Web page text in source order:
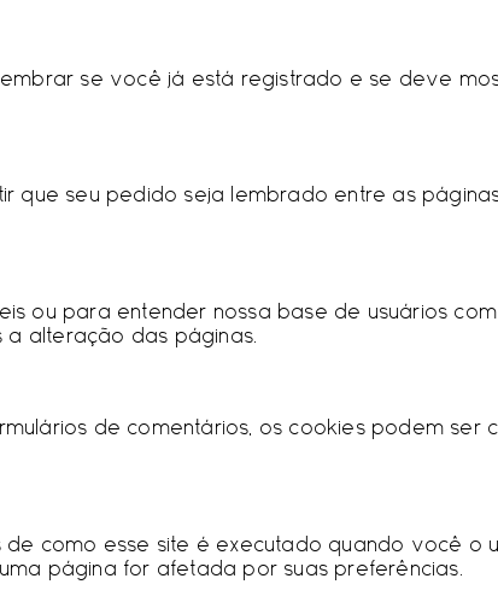
se você já está registrado e se deve
que seu pedido seja lembrado entre as
ou para entender nossa base de usuários
alteração das páginas.
de comentários, os cookies podem ser
como esse site é executado quando você o
página for afetada por suas preferências.